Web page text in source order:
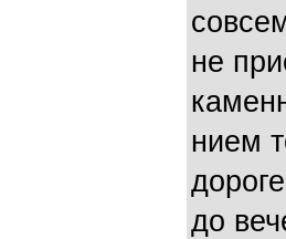
не
нием
до